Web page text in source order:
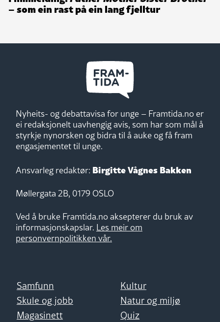
– som ein rast på ein lang fjelltur
Nyheits- og debattavisa for unge – Framtida.no er
ei redaksjonelt uavhengig avis, som har som mål å
styrkje nynorsken og bidra til å auke og få fram
engasjementet til unge.
Ansvarleg redaktør: Birgitte Vågnes Bakken
Møllergata 2B, 0179 OSLO
Ved å bruke Framtida.no aksepterer du bruk av
informasjonskapslar. Les meir om
personvernpolitikken vår.
Samfunn
Kultur
Skule og jobb
Natur og miljø
Magasinett
Quiz